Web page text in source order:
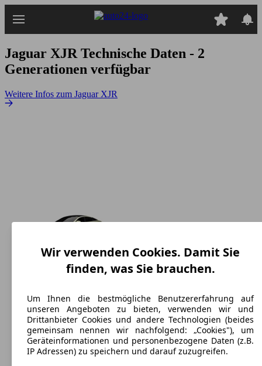
Hauptinhalt
Jaguar XJR Technische Daten - 2
Generationen verfügbar
Weitere Infos zum Jaguar XJR
2009 - 2018)
Maße (L/B/H):
ab 5127 x 1899 x 1448 mm
Leistung:
414 KW (563 PS)
Türen:
4
Wir verwenden Cookies. Damit Sie
finden, was Sie brauchen.
Um Ihnen die bestmögliche Benutzererfahrung auf
unseren Angeboten zu bieten, verwenden wir und
Drittanbieter Cookies und andere Technologien (beides
gemeinsam nennen wir nachfolgend: „Cookies"), um
Geräteinformationen und personenbezogene Daten (z.B.
IP Adressen) zu speichern und darauf zuzugreifen.